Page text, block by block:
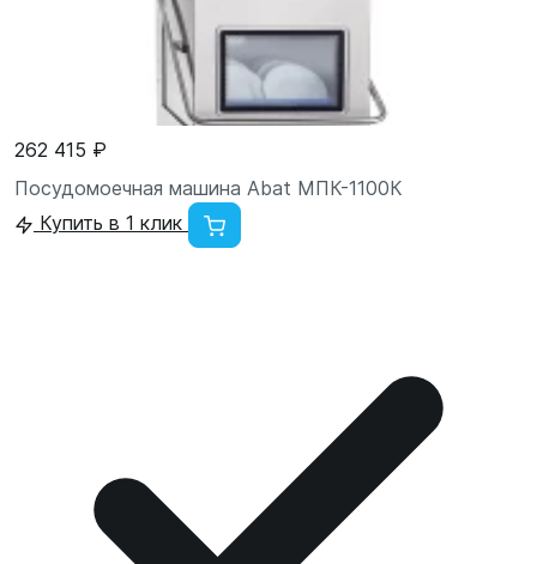
262 415 ₽
Посудомоечная машина Abat МПК-1100К
Купить в 1 клик